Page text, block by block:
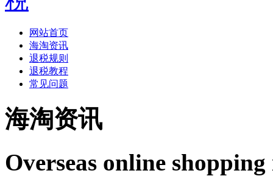
网站首页
海淘资讯
退税规则
退税教程
常见问题
海淘资讯
Overseas online